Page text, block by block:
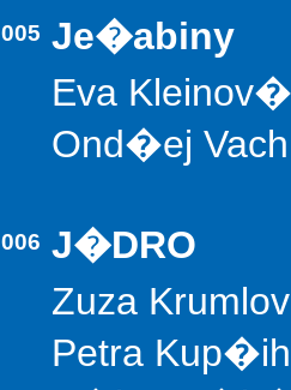
005 Je�abiny
Eva
Ond�ej
006 J�DRO
Zuza
Petra